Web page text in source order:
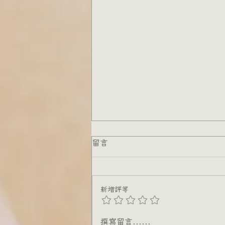
跨國關係的隱形重量
留言
新增評等
撰寫留言......